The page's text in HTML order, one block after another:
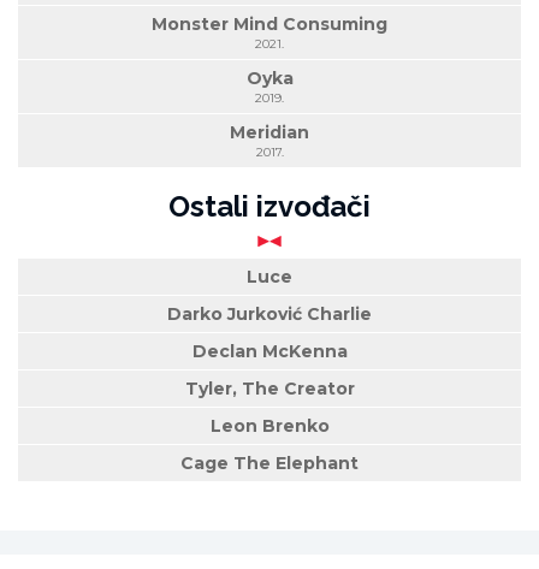
Monster Mind Consuming
2021.
Oyka
2019.
Meridian
2017.
Ostali izvođači
Luce
Darko Jurković Charlie
Declan McKenna
Tyler, The Creator
Leon Brenko
Cage The Elephant